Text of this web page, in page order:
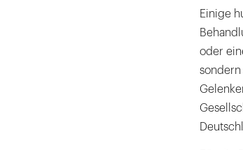
Einige
oder
sondern